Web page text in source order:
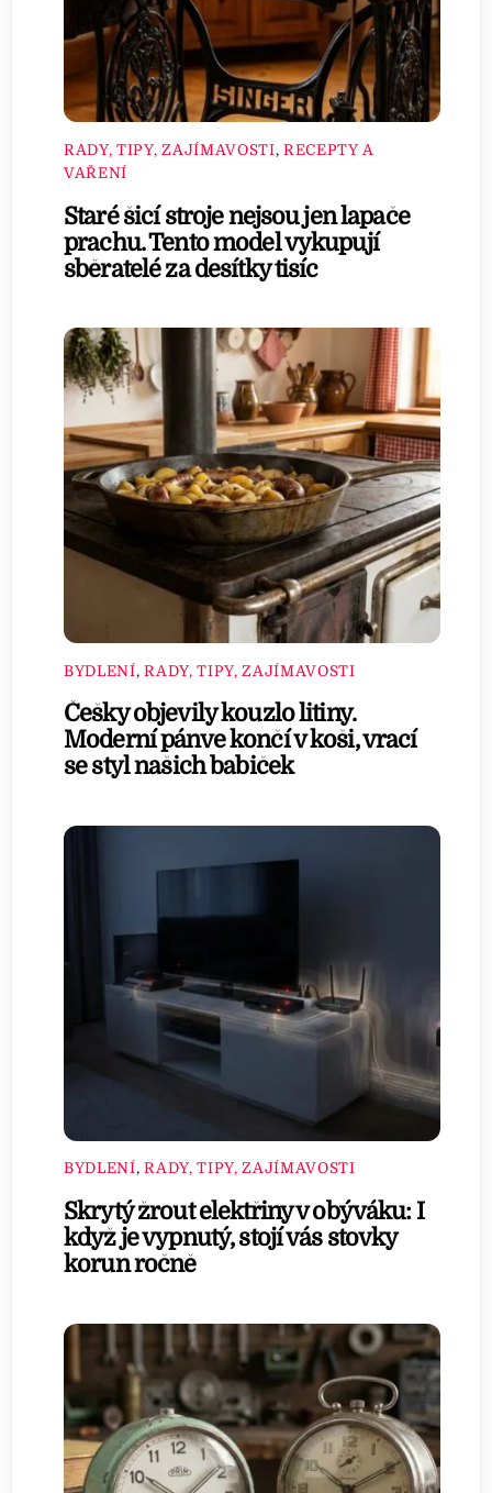
RADY, TIPY, ZAJÍMAVOSTI, RECEPTY A
VAŘENÍ
Staré šicí stroje nejsou jen lapače
prachu. Tento model vykupují
sběratelé za desítky tisíc
BYDLENÍ,RADY, TIPY, ZAJÍMAVOSTI
Češky objevily kouzlo litiny.
Moderní pánve končí v koši, vrací
se styl našich babiček
BYDLENÍ,RADY, TIPY, ZAJÍMAVOSTI
Skrytý žrout elektřiny v obýváku: I
když je vypnutý, stojí vás stovky
korun ročně